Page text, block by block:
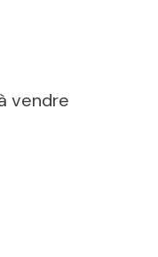
vendre